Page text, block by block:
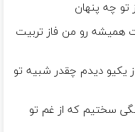
تو چه پنهان
همیشه رو من فاز تربیت
یکیو دیدم چقدر شبیه تو
سختیم که از غم تو